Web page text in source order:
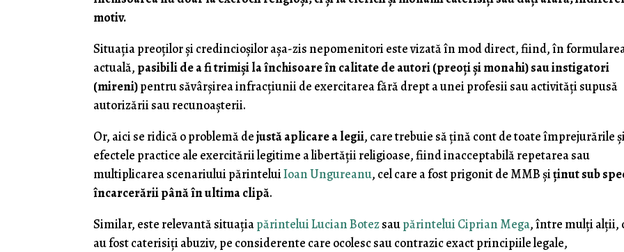
motiv.
Situaţia preoţilor şi credincioşilor aşa-zis nepomenitori este vizată în mod direct, fiind, în
actuală, pasibili de a fi trimişi la închisoare în calitate de autori (preoţi şi monahi) sau instigatori
(mireni)pentru săvârşirea infracţiunii de exercitarea fără drept a unei profesii sau activităţi supusă
autorizării sau recunoaşterii.
Or, aici se ridică o problemă dejustă aplicare a legii, care trebuie să ţină cont de toate împrejurările
efectele practice ale exercitării legitime a libertăţii religioase, fiind inacceptabilă repetarea sau
multiplicarea scenariului părinteluiIoan Ungureanu, cel care a fost prigonit de MMB şiţinut sub
încarcerării până în ultima clipă.
Similar, este relevantă situaţiapărintelui Lucian Botezsaupărintelui Ciprian Mega, între mulţi alţii,
au fost caterisiţi abuziv, pe considerente care ocolesc sau contrazic exact principiile legale,